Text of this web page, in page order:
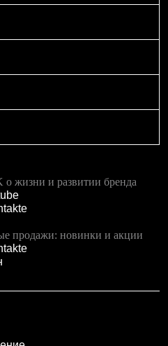
жизни и развитии бренда
продажи: новинки и акции